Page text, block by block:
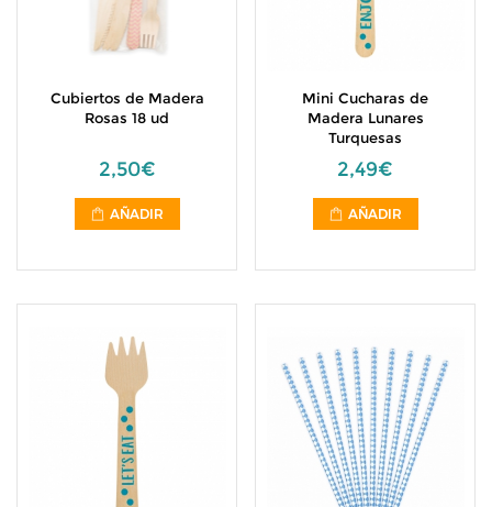
Cubiertos de Madera
Rosas 18 ud
2,50€
AÑADIR
Mini Cucharas de
Madera Lunares
Turquesas
2,49€
AÑADIR